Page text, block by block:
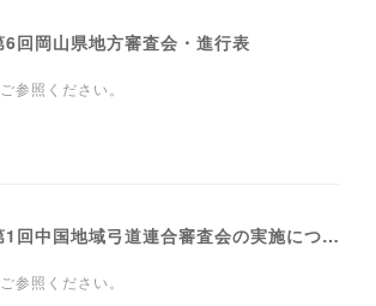
回岡山県地方審査会・進行表
参照ください。
▶ 令和6年度 第1回中国地域弓道連合審査会の実施について
参照ください。